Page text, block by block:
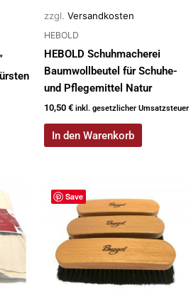
zzgl. Versandkosten
HEBOLD
HEBOLD Schuhmacherei
Baumwollbeutel für Schuhe-
und Pflegemittel Natur
10,50 € inkl. gesetzlicher Umsatzsteuer
In den Warenkorb
Save